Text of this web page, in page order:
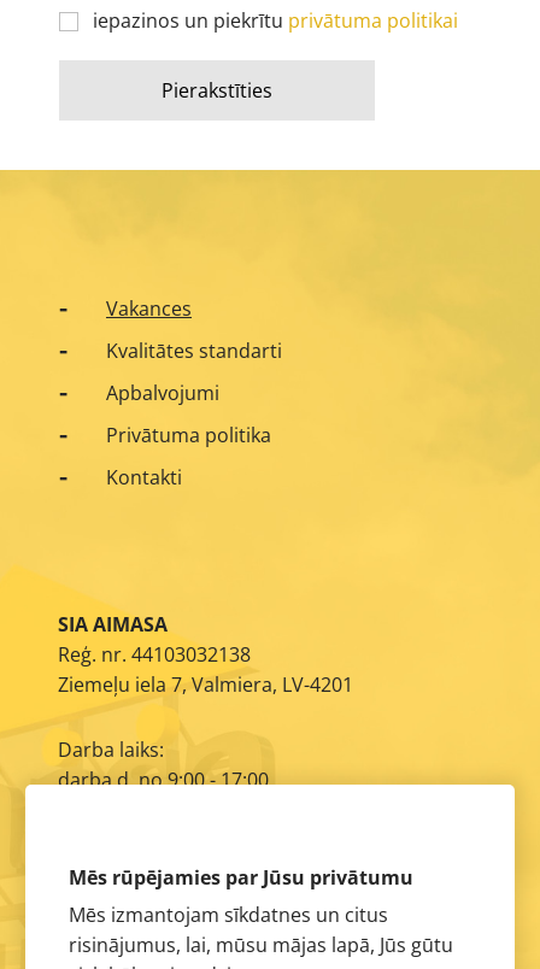
iepazinos un piekrītu privātuma politikai
Pierakstīties
Vakances
Kvalitātes standarti
Apbalvojumi
Privātuma politika
Kontakti
SIA AIMASA
Reģ. nr. 44103032138
Ziemeļu iela 7, Valmiera, LV-4201
Darba laiks:
darba d. no 9:00 - 17:00
Mēs rūpējamies par Jūsu privātumu
Mēs izmantojam sīkdatnes un citus
risinājumus, lai, mūsu mājas lapā, Jūs gūtu